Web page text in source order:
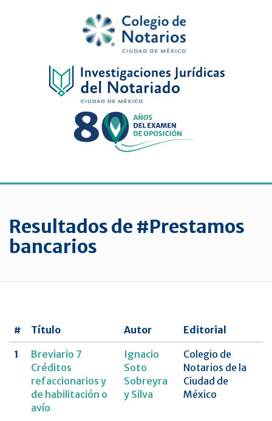
Jurídica
virtual
UNAM
CNCDMX,Nueva
época
Resultados de #Prestamos
bancarios
# Título Autor
Editorial
1
Breviario 7
Créditos
refaccionarios y
de habilitación o
avío
Ignacio
Soto
Sobreyra
y Silva
Colegio de
Notarios de la
Ciudad de
México